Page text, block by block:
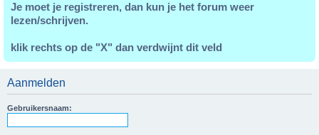
Je moet je registreren, dan kun je het forum weer
lezen/schrijven.
klik rechts op de "X" dan verdwijnt dit veld
Aanmelden
Gebruikersnaam: